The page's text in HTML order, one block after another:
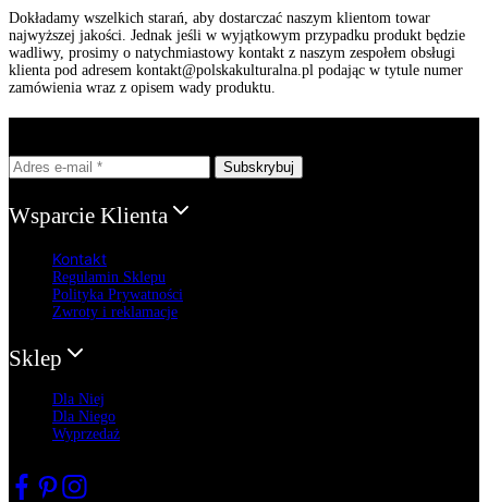
Dokładamy wszelkich starań, aby dostarczać naszym klientom towar
najwyższej jakości. Jednak jeśli w wyjątkowym przypadku produkt będzie
wadliwy, prosimy o natychmiastowy kontakt z naszym zespołem obsługi
klienta pod adresem kontakt@polskakulturalna.pl podając w tytule numer
zamówienia wraz z opisem wady produktu.
Wsparcie Klienta
Kontakt
Regulamin Sklepu
Polityka Prywatności
Zwroty i reklamacje
Sklep
Dla Niej
Dla Niego
Wyprzedaż